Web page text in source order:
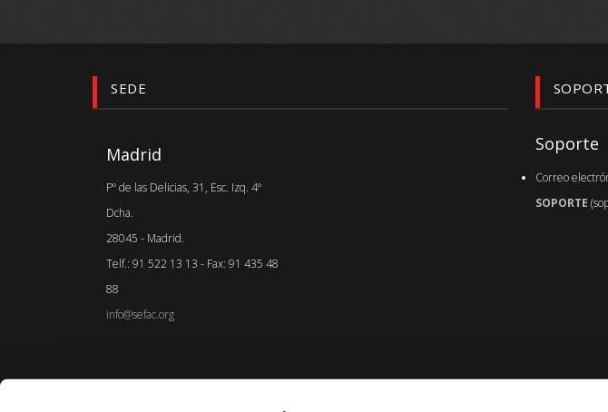
SEDE
Madrid
Pº de las Delicias, 31, Esc. Izq. 4º
Dcha.
28045 - Madrid.
Telf.: 91 522 13 13 - Fax: 91 435 48
88
info@sefac.org
Soporte
Correo
SOPORTE